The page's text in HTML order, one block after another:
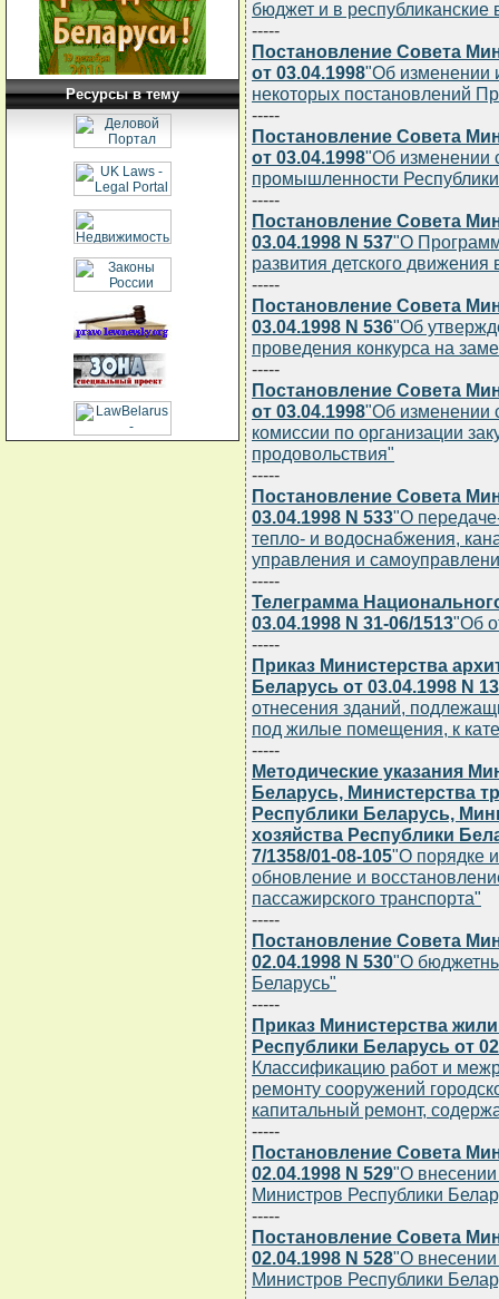
Ресурсы в тему
бюджет и в
-----
Постановление Совета
от 03.04.1998"Об изменении
некоторых постановлений
-----
Постановление Совета
от 03.04.1998"Об изменении
промышленности
-----
Постановление Совета
03.04.1998 N 537"О
развития детского
-----
Постановление Совета
03.04.1998 N 536"Об
проведения конкурса на
-----
Постановление Совета
от 03.04.1998"Об изменении
комиссии по организации
продовольствия"
-----
Постановление Совета
03.04.1998 N 533"О
тепло- и водоснабжения,
управления и
-----
Телеграмма
03.04.1998 N 31-06/1513"Об
-----
Приказ Министерства
Беларусь от 03.04.1998 N
отнесения зданий,
под жилые помещения, к
-----
Методические указания
Беларусь, Министерства
Республики Беларусь,
хозяйства Республики
7/1358/01-08-105"О порядке
обновление и
пассажирского транспорта"
-----
Постановление Совета
02.04.1998 N 530"О
Беларусь"
-----
Приказ Министерства
Республики Беларусь от
Классификацию работ и
ремонту сооружений
капитальный ремонт,
-----
Постановление Совета
02.04.1998 N 529"О
Министров Республики
-----
Постановление Совета
02.04.1998 N 528"О
Министров Республики